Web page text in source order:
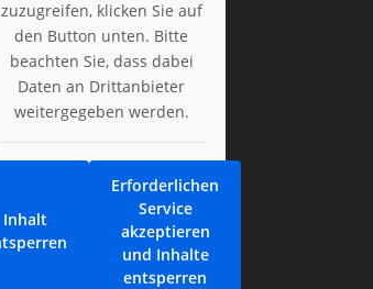
zuzugreifen, klicken Sie auf
den Button unten. Bitte
beachten Sie, dass dabei
Daten an Drittanbieter
weitergegeben werden.
Inhalt
Erforderlichen
Service
akzeptieren
und Inhalte
entsperren